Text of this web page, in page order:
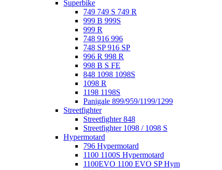
Superbike
749 749 S 749 R
999 B 999S
999 R
748 916 996
748 SP 916 SP
996 R 998 R
998 B S FE
848 1098 1098S
1098 R
1198 1198S
Panigale 899/959/1199/1299
Streetfighter
Streetfighter 848
Streetfighter 1098 / 1098 S
Hypermotard
796 Hypermotard
1100 1100S Hypermotard
1100EVO 1100 EVO SP Hym